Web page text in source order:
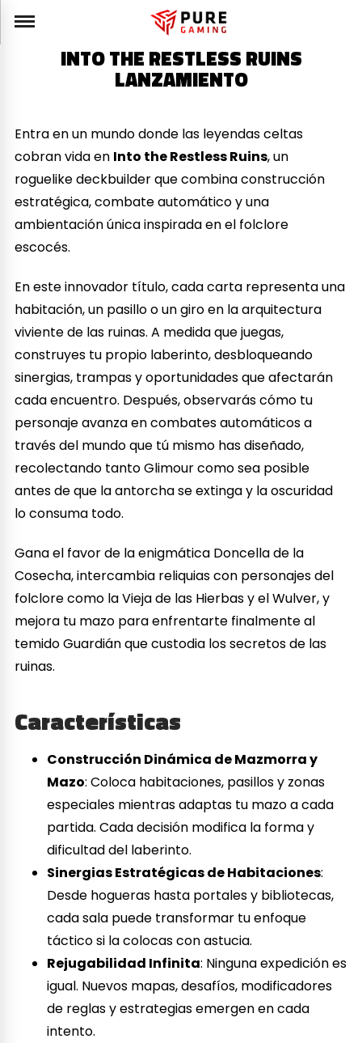
INTO THE RESTLESS RUINS
LANZAMIENTO
Entra en un mundo donde las leyendas celtas
cobran vida en Into the Restless Ruins, un
roguelike deckbuilder que combina construcción
estratégica, combate automático y una
ambientación única inspirada en el folclore
escocés.
En este innovador título, cada carta representa una
habitación, un pasillo o un giro en la arquitectura
viviente de las ruinas. A medida que juegas,
construyes tu propio laberinto, desbloqueando
sinergias, trampas y oportunidades que afectarán
cada encuentro. Después, observarás cómo tu
personaje avanza en combates automáticos a
través del mundo que tú mismo has diseñado,
recolectando tanto Glimour como sea posible
antes de que la antorcha se extinga y la oscuridad
lo consuma todo.
Gana el favor de la enigmática Doncella de la
Cosecha, intercambia reliquias con personajes del
folclore como la Vieja de las Hierbas y el Wulver, y
mejora tu mazo para enfrentarte finalmente al
temido Guardián que custodia los secretos de las
ruinas.
Características
Construcción Dinámica de Mazmorra y
Mazo: Coloca habitaciones, pasillos y zonas
especiales mientras adaptas tu mazo a cada
partida. Cada decisión modifica la forma y
dificultad del laberinto.
Sinergias Estratégicas de Habitaciones:
Desde hogueras hasta portales y bibliotecas,
cada sala puede transformar tu enfoque
táctico si la colocas con astucia.
Rejugabilidad Infinita: Ninguna expedición es
igual. Nuevos mapas, desafíos, modificadores
de reglas y estrategias emergen en cada
intento.